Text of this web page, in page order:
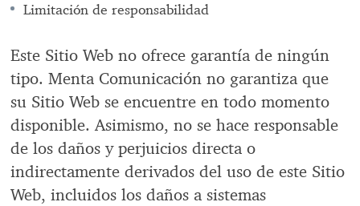
Limitación de responsabilidad
Este Sitio Web no ofrece garantía de ningún
tipo. Menta Comunicación no garantiza que
su Sitio Web se encuentre en todo momento
disponible. Asimismo, no se hace responsable
de los daños y perjuicios directa o
indirectamente derivados del uso de este Sitio
Web, incluidos los daños a sistemas